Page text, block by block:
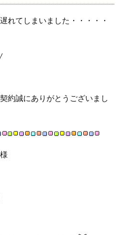
れてしまいました・・・・・
約誠にありがとうございまし